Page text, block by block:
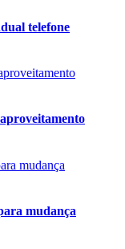
telefone
mudança